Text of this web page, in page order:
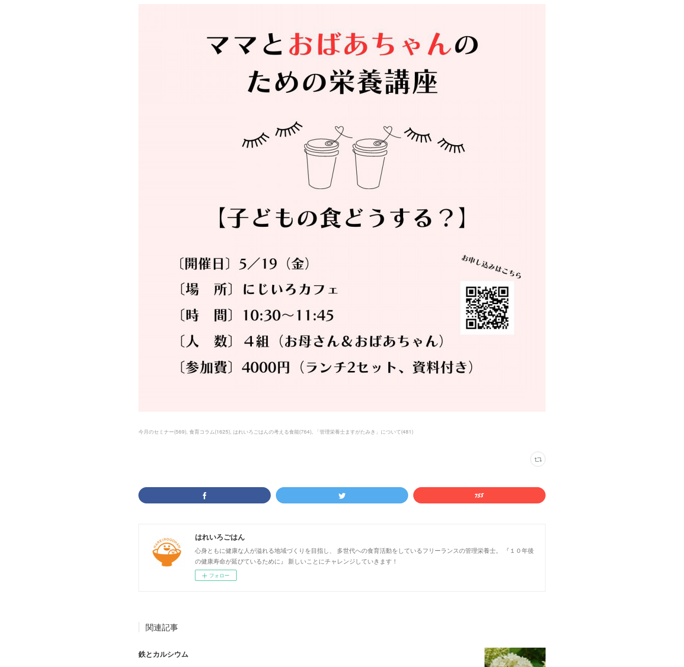
今月のセミナー(569) 食育コラム(1625) はれいろごはんの考える食能(764) 「管理栄養士ますがたみき」について(481)
はれいろごはん
心身ともに健康な人が溢れる地域づくりを目指し、 多世代への食育活動をしているフリーランスの管理栄養士。 『１０年後
の健康寿命が延びているために』 新しいことにチャレンジしていきます！
フォロー
関連記事
鉄とカルシウム